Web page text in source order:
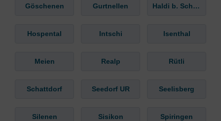
Göschenen Gurtnellen Haldi b. Schattdorf
Hospental Intschi Isenthal
Meien Realp Rütli
Schattdorf Seedorf UR Seelisberg
Silenen Sisikon Spiringen